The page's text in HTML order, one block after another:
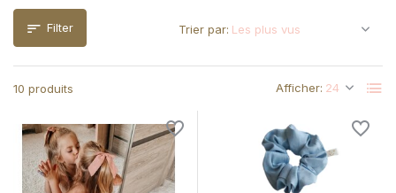
Filter
10 produits Afficher:
Trier par: